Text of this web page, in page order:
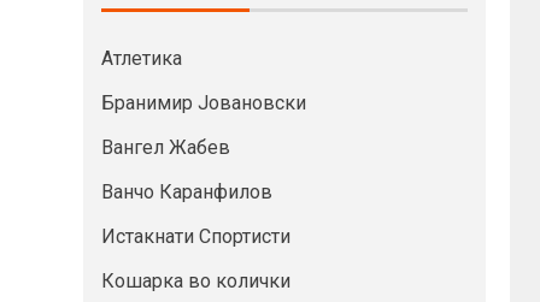
Атлетика
Бранимир Јовановски
Вангел Жабев
Ванчо Каранфилов
Истакнати Спортисти
Кошарка во колички